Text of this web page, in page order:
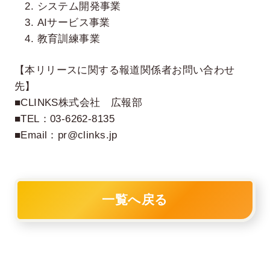
2. システム開発事業
3. AIサービス事業
4. 教育訓練事業
【本リリースに関する報道関係者お問い合わせ
先】
■CLINKS株式会社 広報部
■TEL：03-6262-8135
■Email：pr@clinks.jp
一覧へ戻る